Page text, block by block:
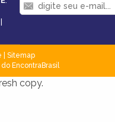
|
Sitemap
EncontraBrasil
copy.